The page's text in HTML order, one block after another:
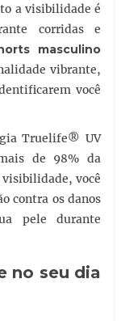
a visibilidade é
corridas e
masculino
vibrante,
você
Truelife® UV
de 98% da
você
contra os danos
pele durante
no seu dia